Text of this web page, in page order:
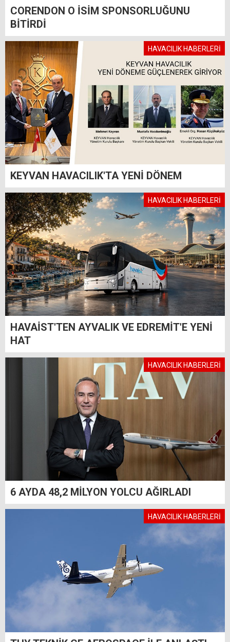
CORENDON O İSİM SPONSORLUĞUNU
BİTİRDİ
HAVACILIK HABERLERİ
KEYVAN HAVACILIK'TA YENİ DÖNEM
HAVACILIK HABERLERİ
HAVAİST'TEN AYVALIK VE EDREMİT'E YENİ
HAT
HAVACILIK HABERLERİ
6 AYDA 48,2 MİLYON YOLCU AĞIRLADI
HAVACILIK HABERLERİ